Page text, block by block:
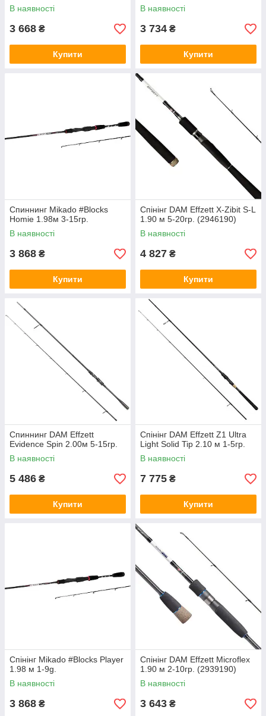
В наявності
3 668 ₴
Купити
В наявності
3 734 ₴
Купити
Спиннинг Mikado #Blocks
Homie 1.98м 3-15гр.
В наявності
3 868 ₴
Купити
Спінінг DAM Effzett X-Zibit S-L
1.90 м 5-20гр. (2946190)
В наявності
4 827 ₴
Купити
Спиннинг DAM Effzett
Evidence Spin 2.00м 5-15гр.
В наявності
5 486 ₴
Купити
Спінінг DAM Effzett Z1 Ultra
Light Solid Tip 2.10 м 1-5гр.
В наявності
7 775 ₴
Купити
Спінінг Mikado #Blocks Player
1.98 м 1-9g.
В наявності
3 868 ₴
Спінінг DAM Effzett Microflex
1.90 м 2-10гр. (2939190)
В наявності
3 643 ₴